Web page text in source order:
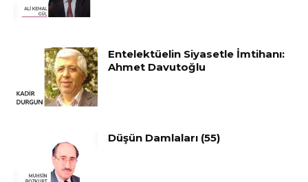
Entelektüelin Siyasetle İmtihanı:
Ahmet Davutoğlu
Düşün Damlaları (55)